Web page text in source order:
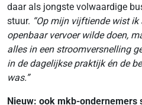
daar als jongste volwaardige
stuur. “Op mijn vijftiende wist
openbaar vervoer wilde doen,
alles in een stroomversnelling
in de dagelijkse praktijk én de
was.”
Nieuw: ook mkb-ondernemers